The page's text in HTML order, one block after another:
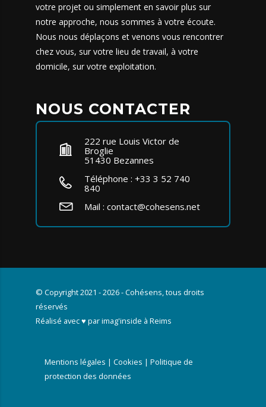
votre projet ou simplement en savoir plus sur
notre approche, nous sommes à votre écoute.
Nous nous déplaçons et venons vous rencontrer
chez vous, sur votre lieu de travail, à votre
domicile, sur votre exploitation.
NOUS CONTACTER
222 rue Louis Victor de
Broglie
51430 Bezannes
Téléphone : +33 3 52 740
840
Mail : contact@cohesens.net
© Copyright 2021 - 2026 - Cohésens, tous droits
réservés
Réalisé avec ♥ parimag'inside à Reims
Mentions légales | Cookies | Politique de
protection des données